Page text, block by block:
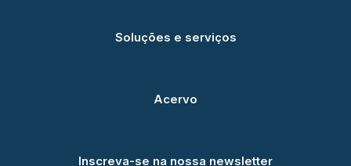
Soluções e serviços
Acervo
Inscreva-se na nossa newsletter